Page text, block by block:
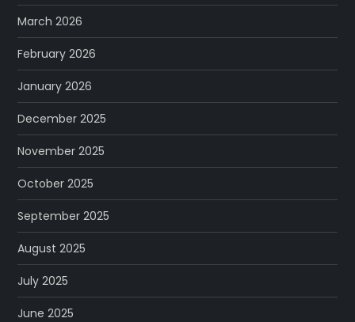
March 2026
February 2026
January 2026
December 2025
November 2025
October 2025
September 2025
August 2025
July 2025
June 2025